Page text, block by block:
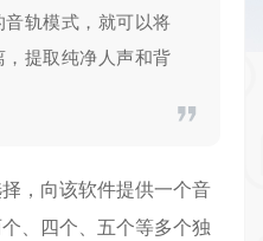
轨模式，就可以将
提取纯净人声和背
，向该软件提供一个音
、四个、五个等多个独